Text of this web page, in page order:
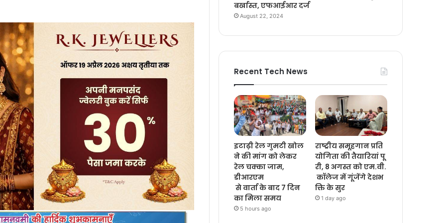
बर्खास्त, एफआईआर दर्ज
August 22, 2024
Recent Tech News
इटाढ़ी रेल गुमटी खोल
ने की मांग को लेकर
रेल चक्का जाम,
डीआरएम
से वार्ता के बाद 7 दिन
का मिला समय
5 hours ago
राष्ट्रीय समूहगान प्रति
योगिता की तैयारियां पू
री, 8 अगस्त को एम.वी.
कॉलेज में गूंजेंगे देशभ
क्ति के सुर
1 day ago